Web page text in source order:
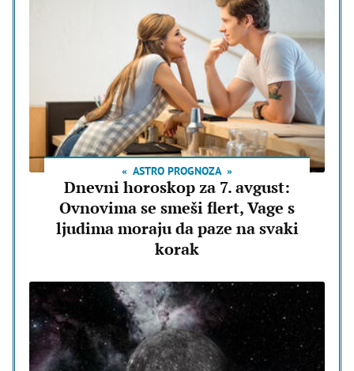
ASTRO PROGNOZA
Dnevni horoskop za 7. avgust:
Ovnovima se smeši flert, Vage s
ljudima moraju da paze na svaki
korak